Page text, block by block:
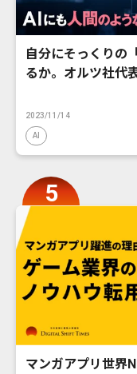
自分にそっくりの
るか。オルツ社代
2023/11/14
AI
マンガアプリ世界